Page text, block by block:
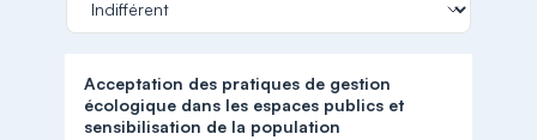
Acceptation des pratiques de gestion
écologique dans les espaces publics et
sensibilisation de la population